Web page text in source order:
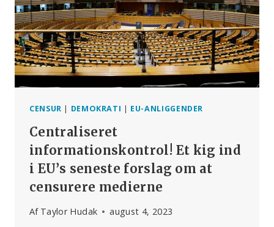
CENSUR | DEMOKRATI | EU-ANLIGGENDER
Centraliseret
informationskontrol! Et kig ind
i EU’s seneste forslag om at
censurere medierne
Af Taylor Hudak august 4, 2023